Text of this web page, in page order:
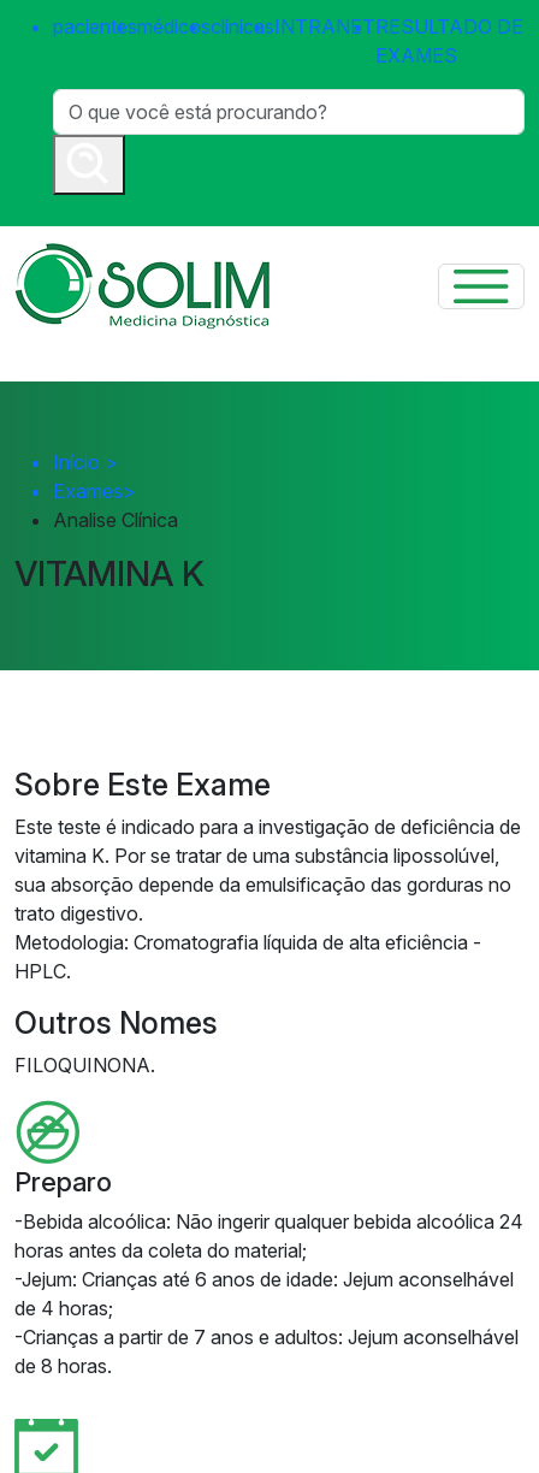
pacientesmédicosclínicasINTRANETRESULTADO DE
EXAMES
Início >
Exames>
Analise Clínica
VITAMINA K
Sobre Este Exame
Este teste é indicado para a investigação de deficiência de
vitamina K. Por se tratar de uma substância lipossolúvel,
sua absorção depende da emulsificação das gorduras no
trato digestivo.
Metodologia: Cromatografia líquida de alta eficiência -
HPLC.
Outros Nomes
FILOQUINONA.
Preparo
-Bebida alcoólica: Não ingerir qualquer bebida alcoólica 24
horas antes da coleta do material;
-Jejum: Crianças até 6 anos de idade: Jejum aconselhável
de 4 horas;
-Crianças a partir de 7 anos e adultos: Jejum aconselhável
de 8 horas.